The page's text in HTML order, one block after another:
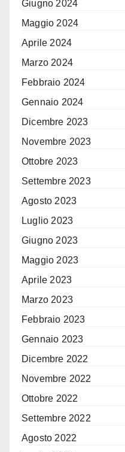
Giugno 2024
Maggio 2024
Aprile 2024
Marzo 2024
Febbraio 2024
Gennaio 2024
Dicembre 2023
Novembre 2023
Ottobre 2023
Settembre 2023
Agosto 2023
Luglio 2023
Giugno 2023
Maggio 2023
Aprile 2023
Marzo 2023
Febbraio 2023
Gennaio 2023
Dicembre 2022
Novembre 2022
Ottobre 2022
Settembre 2022
Agosto 2022